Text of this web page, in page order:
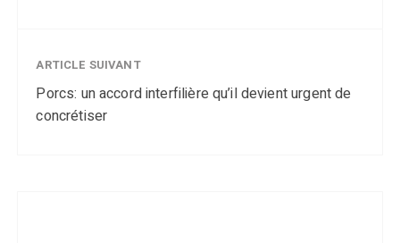
ARTICLE SUIVANT
Porcs: un accord interfilière qu’il devient urgent de
concrétiser